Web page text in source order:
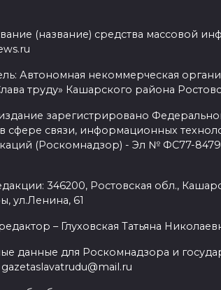
(название) средства массовой
Автономная некоммерческая
труду» Кашарского района
зарегистрировано
сфере связи, информационных
(Роскомнадзор) - Эл № ФС77-
346200, Ростовская обл.,
ул.Ленина, 61
– Глуховская Татьяна
данные для Роскомнадзора и